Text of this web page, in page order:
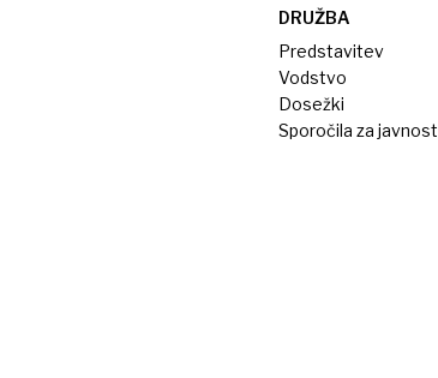
DRUŽBA
Predstavitev
Vodstvo
Dosežki
Sporočila za javnost